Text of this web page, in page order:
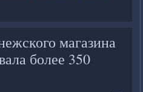
магазина
более 350